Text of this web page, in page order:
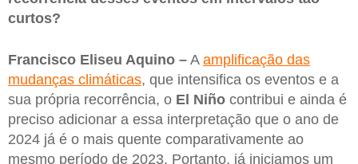
curtos?
Francisco Eliseu Aquino – A amplificação das
mudanças climáticas, que intensifica os eventos e a
sua própria recorrência, o El Niño contribui e ainda é
preciso adicionar a essa interpretação que o ano de
2024 já é o mais quente comparativamente ao
mesmo período de 2023. Portanto, já iniciamos um